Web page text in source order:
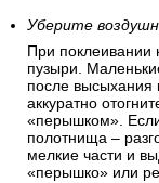
Уберите
При поклеивании
пузыри.
после высыхания
аккуратно
«перышком».
полотнища –
мелкие части и
«перышко» или